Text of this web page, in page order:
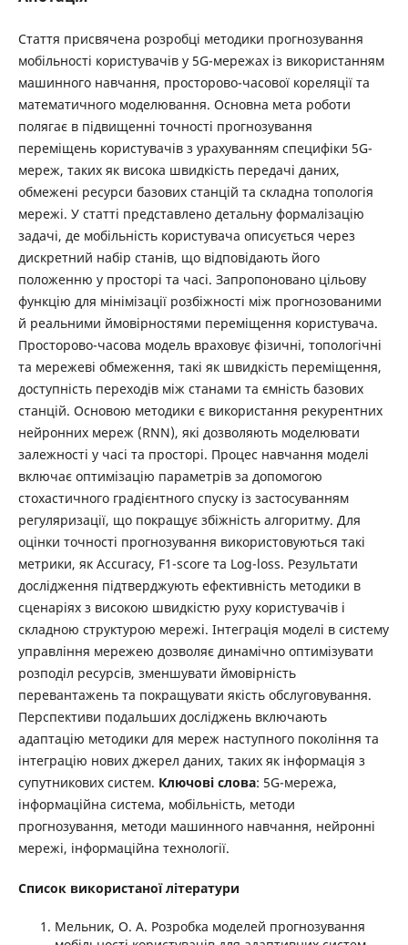
Стаття присвячена розробці методики прогнозування
мобільності користувачів у 5G-мережах із використанням
машинного навчання, просторово-часової кореляції та
математичного моделювання. Основна мета роботи
полягає в підвищенні точності прогнозування
переміщень користувачів з урахуванням специфіки 5G-
мереж, таких як висока швидкість передачі даних,
обмежені ресурси базових станцій та складна топологія
мережі. У статті представлено детальну формалізацію
задачі, де мобільність користувача описується через
дискретний набір станів, що відповідають його
положенню у просторі та часі. Запропоновано цільову
функцію для мінімізації розбіжності між прогнозованими
й реальними ймовірностями переміщення користувача.
Просторово-часова модель враховує фізичні, топологічні
та мережеві обмеження, такі як швидкість переміщення,
доступність переходів між станами та ємність базових
станцій. Основою методики є використання рекурентних
нейронних мереж (RNN), які дозволяють моделювати
залежності у часі та просторі. Процес навчання моделі
включає оптимізацію параметрів за допомогою
стохастичного градієнтного спуску із застосуванням
регуляризації, що покращує збіжність алгоритму. Для
оцінки точності прогнозування використовуються такі
метрики, як Accuracy, F1-score та Log-loss. Результати
дослідження підтверджують ефективність методики в
сценаріях з високою швидкістю руху користувачів і
складною структурою мережі. Інтеграція моделі в систему
управління мережею дозволяє динамічно оптимізувати
розподіл ресурсів, зменшувати ймовірність
перевантажень та покращувати якість обслуговування.
Перспективи подальших досліджень включають
адаптацію методики для мереж наступного покоління та
інтеграцію нових джерел даних, таких як інформація з
супутникових систем. Ключові слова: 5G-мережа,
інформаційна система, мобільність, методи
прогнозування, методи машинного навчання, нейронні
мережі, інформаційна технології.
Список використаної літератури
Мельник, О. А. Розробка моделей прогнозування